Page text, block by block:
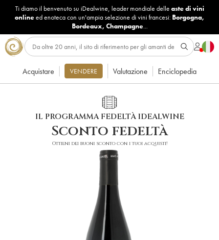
Ti diamo il benvenuto su iDealwine, leader mondiale delle aste di vini
onlineed enoteca con un'ampia selezione di vini francesi: Borgogna,
Bordeaux, Champagne...
Acquistare VENDERE Valutazione Enciclopedia
IL PROGRAMMA FEDELTÀ IDEALWINE
Sconto fedeltà
Ottieni dei buoni sconto con i tuoi acquisti!